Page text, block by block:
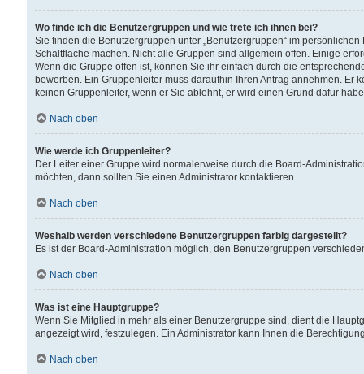
Wo finde ich die Benutzergruppen und wie trete ich ihnen bei?
Sie finden die Benutzergruppen unter „Benutzergruppen“ im
Schaltfläche machen. Nicht alle Gruppen sind allgemein offen. Einige
Wenn die Gruppe offen ist, können Sie ihr einfach durch die
bewerben. Ein Gruppenleiter muss daraufhin Ihren Antrag annehmen.
keinen Gruppenleiter, wenn er Sie ablehnt, er wird einen Grund dafür
Nach oben
Wie werde ich Gruppenleiter?
Der Leiter einer Gruppe wird normalerweise durch die Board-
möchten, dann sollten Sie einen Administrator kontaktieren.
Nach oben
Weshalb werden verschiedene Benutzergruppen farbig dargestellt?
Es ist der Board-Administration möglich, den Benutzergruppen
Nach oben
Was ist eine Hauptgruppe?
Wenn Sie Mitglied in mehr als einer Benutzergruppe sind, dient die
angezeigt wird, festzulegen. Ein Administrator kann Ihnen die
Nach oben